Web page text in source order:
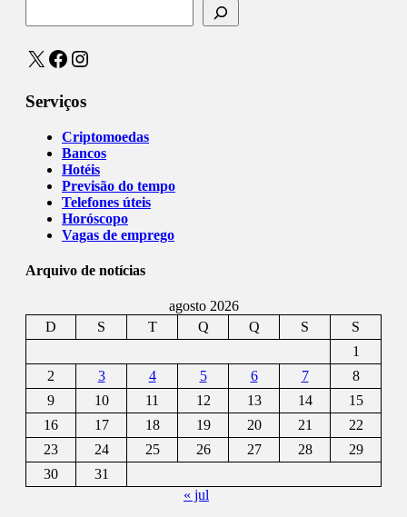
X Facebook
Instagram
Serviços
Criptomoedas
Bancos
Hotéis
Previsão do tempo
Telefones úteis
Horóscopo
Vagas de emprego
Arquivo de notícias
agosto 2026
D
S T Q Q S
S
1
2
3 4 5 6 7
8
9
10 11 12 13 14
15
16
17 18 19 20 21
22
23
24 25 26 27 28
29
30
31
« jul